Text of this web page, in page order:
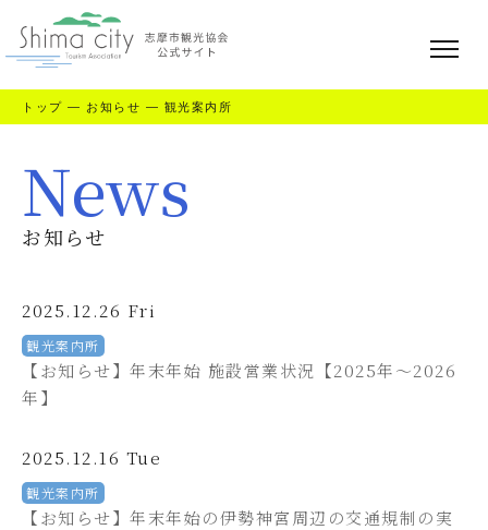
トップ — お知らせ — 観光案内所
News
お知らせ
2025.12.26 Fri
観光案内所
【お知らせ】年末年始 施設営業状況【2025年～2026
年】
2025.12.16 Tue
観光案内所
【お知らせ】年末年始の伊勢神宮周辺の交通規制の実